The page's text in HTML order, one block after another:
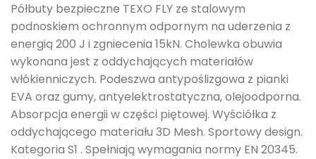
Półbuty bezpieczne TEXO FLY ze stalowym
podnoskiem ochronnym odpornym na uderzenia z
energią 200 J i zgniecenia 15kN. Cholewka obuwia
wykonana jest z oddychających materiałów
włókienniczych. Podeszwa antypoślizgowa z pianki
EVA oraz gumy, antyelektrostatyczna, olejoodporna.
Absorpcja energii w części piętowej. Wyściółka z
oddychającego materiału 3D Mesh. Sportowy design.
Kategoria S1 . Spełniają wymagania normy EN 20345.